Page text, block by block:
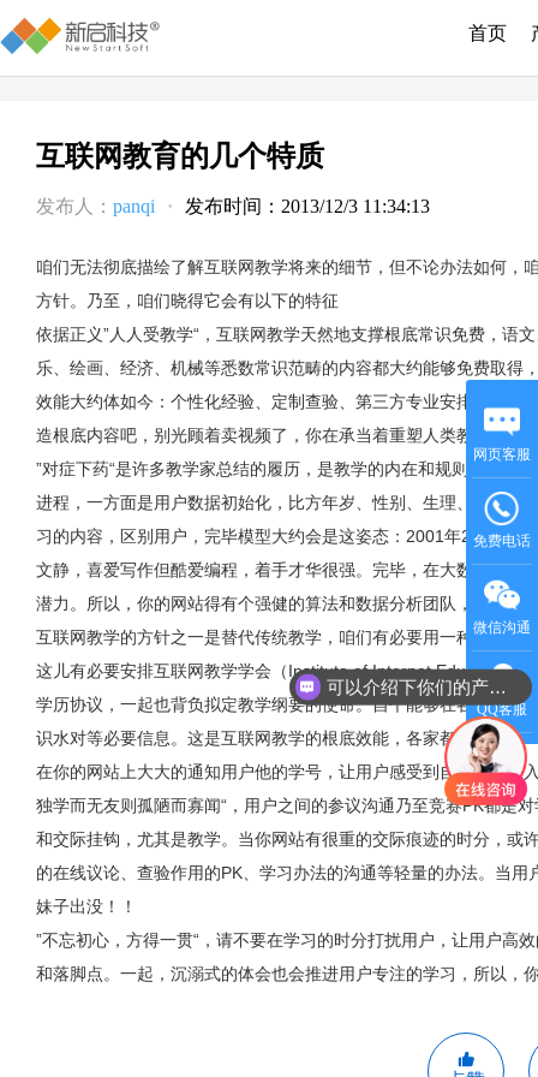
首页
互联网教育的几个特质
发布人： panqi · 发布时间：2013/12/3 11:34:13
咱们无法彻底描绘了解互联网教学将来的细节，但不论办法如何
方针。乃至，咱们晓得它会有以下的特征
依据正义”人人受教学“，互联网教学天然地支撑根底常识免费，语
乐、绘画、经济、机械等悉数常识范畴的内容都大约能够免费取
效能大约体如今：个性化经验、定制查验、第三方专业安排制造的
造根底内容吧，别光顾着卖视频了，你在承当着重塑人类教学的前
”对症下药“是许多教学家总结的履历，是教学的内在和规则，互联
进程，一方面是用户数据初始化，比方年岁、性别、生理、家庭布
习的内容，区别用户，完毕模型大约会是这姿态：2001年2月31日
文静，喜爱写作但酷爱编程，着手才华很强。完毕，在大数据的辅
潜力。所以，你的网站得有个强健的算法和数据分析团队，毕竟你
互联网教学的方针之一是替代传统教学，咱们有必要用一种新的系
这儿有必要安排互联网教学学会（Institute of Internet Education
学历协议，一起也背负拟定教学纲要的使命。自个能够在各家教学
识水对等必要信息。这是互联网教学的根底效能，各家都大约遵循
在你的网站上大大的通知用户他的学号，让用户感受到自个现已进
独学而无友则孤陋而寡闻“，用户之间的参议沟通乃至竞赛PK都是
和交际挂钩，尤其是教学。当你网站有很重的交际痕迹的时分，或
的在线议论、查验作用的PK、学习办法的沟通等轻量的办法。当
妹子出没！！
”不忘初心，方得一贯“，请不要在学习的时分打扰用户，让用户高
和落脚点。一起，沉溺式的体会也会推进用户专注的学习，所以，
网页客服
免费电话
微信沟通
QQ客服
可以介绍下你们的产品么